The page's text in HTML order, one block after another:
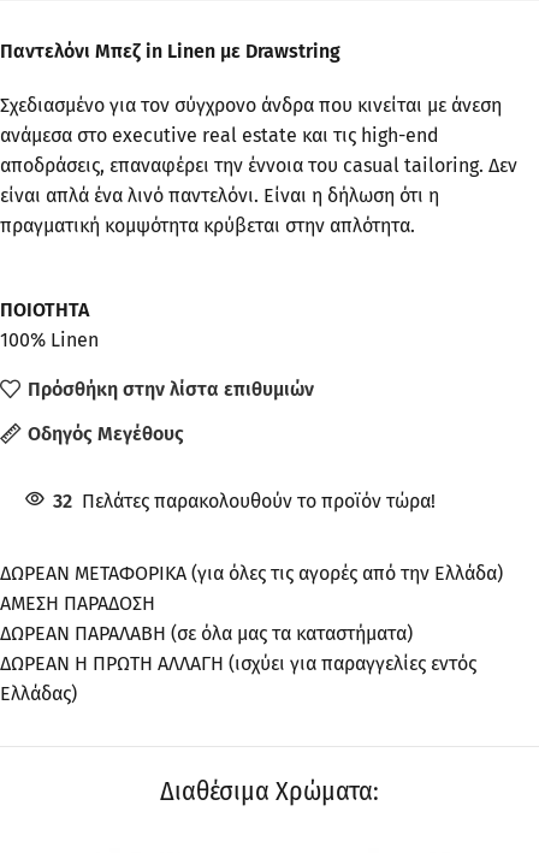
Παντελόνι Μπεζ in Linen με Drawstring
Σχεδιασμένο για τον σύγχρονο άνδρα που κινείται με άνεση
ανάμεσα στο executive real estate και τις high-end
αποδράσεις, επαναφέρει την έννοια του casual tailoring. Δεν
είναι απλά ένα λινό παντελόνι. Είναι η δήλωση ότι η
πραγματική κομψότητα κρύβεται στην απλότητα.
ΠΟΙΟΤΗΤΑ
100% Linen
Πρόσθήκη στην λίστα επιθυμιών
Οδηγός Μεγέθους
32 Πελάτες παρακολουθούν το προϊόν τώρα!
ΔΩΡΕΑΝ ΜΕΤΑΦΟΡΙΚΑ (για όλες τις αγορές από την Ελλάδα)
ΑΜΕΣΗ ΠΑΡΑΔΟΣΗ
ΔΩΡΕΑΝ ΠΑΡΑΛΑΒΗ (σε όλα μας τα καταστήματα)
ΔΩΡΕΑΝ Η ΠΡΩΤΗ ΑΛΛΑΓΗ (ισχύει για παραγγελίες εντός
Ελλάδας)
Διαθέσιμα Χρώματα: